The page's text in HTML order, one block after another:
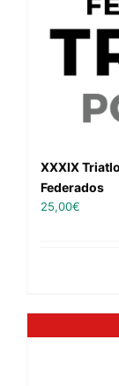
XXXIX
Federados
25,00€